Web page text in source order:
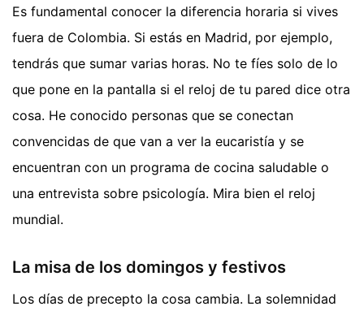
Es fundamental conocer la diferencia horaria si vives
fuera de Colombia. Si estás en Madrid, por ejemplo,
tendrás que sumar varias horas. No te fíes solo de lo
que pone en la pantalla si el reloj de tu pared dice otra
cosa. He conocido personas que se conectan
convencidas de que van a ver la eucaristía y se
encuentran con un programa de cocina saludable o
una entrevista sobre psicología. Mira bien el reloj
mundial.
La misa de los domingos y festivos
Los días de precepto la cosa cambia. La solemnidad